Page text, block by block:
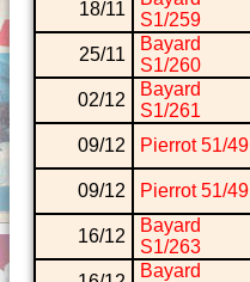
18/11
S1/259
25/11
Bayard
S1/260
02/12
Bayard
S1/261
09/12 Pierrot 51/49
09/12 Pierrot 51/49
16/12
Bayard
S1/263
Bayard